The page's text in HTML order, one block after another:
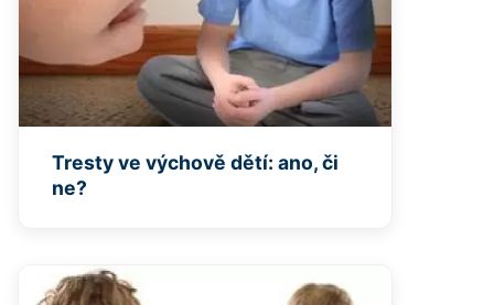
Tresty ve výchově dětí: ano, či
ne?